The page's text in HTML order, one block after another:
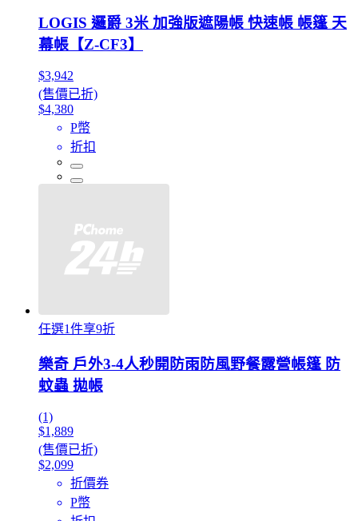
LOGIS 邏爵 3米 加強版遮陽帳 快速帳 帳篷 天
幕帳【Z-CF3】
$3,942
(售價已折)
$4,380
P幣
折扣
任選1件享9折
樂奇 戶外3-4人秒開防雨防風野餐露營帳篷 防
蚊蟲 拋帳
(1)
$1,889
(售價已折)
$2,099
折價券
P幣